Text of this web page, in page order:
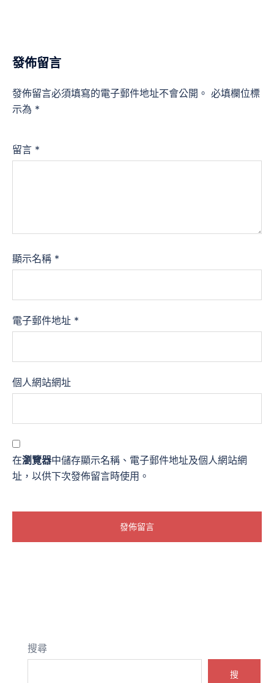
發佈留言
發佈留言必須填寫的電子郵件地址不會公開。 必填欄位標
示為 *
留言 *
顯示名稱 *
電子郵件地址 *
個人網站網址
在瀏覽器中儲存顯示名稱、電子郵件地址及個人網站網
址，以供下次發佈留言時使用。
搜尋
搜